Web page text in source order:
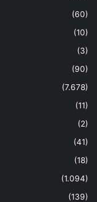
(60)
(10)
(3)
(90)
(7.678)
(11)
(2)
(41)
(18)
(1.094)
(139)